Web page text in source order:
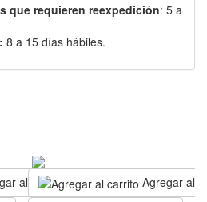
que requieren reexpedición: 5 a
8 a 15 días hábiles.
al carrito
Agregar al